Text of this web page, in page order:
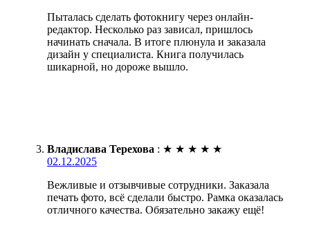
Пыталась сделать фотокнигу через онлайн-
редактор. Несколько раз зависал, пришлось
начинать сначала. В итоге плюнула и заказала
дизайн у специалиста. Книга получилась
шикарной, но дороже вышло.
Владислава Терехова : ★ ★ ★ ★ ★
02.12.2025
Вежливые и отзывчивые сотрудники. Заказала
печать фото, всё сделали быстро. Рамка оказалась
отличного качества. Обязательно закажу ещё!